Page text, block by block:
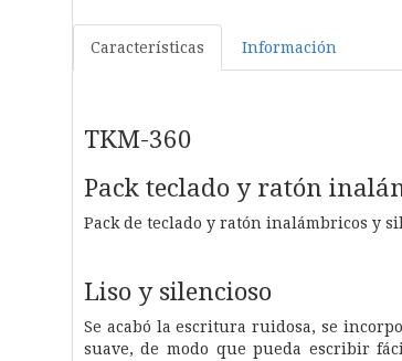
Características Información
TKM-360
Pack teclado y ratón
Pack de teclado y ratón inalámbricos y
Liso y silencioso
Se acabó la escritura ruidosa, se
suave, de modo que pueda escribir